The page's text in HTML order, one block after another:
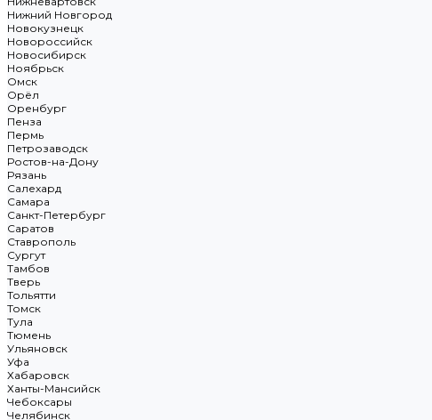
Нижний Новгород
Новокузнецк
Новороссийск
Новосибирск
Ноябрьск
Омск
Орёл
Оренбург
Пенза
Пермь
Петрозаводск
Ростов-на-Дону
Рязань
Салехард
Самара
Санкт-Петербург
Саратов
Ставрополь
Сургут
Тамбов
Тверь
Тольятти
Томск
Тула
Тюмень
Ульяновск
Уфа
Хабаровск
Ханты-Мансийск
Чебоксары
Челябинск